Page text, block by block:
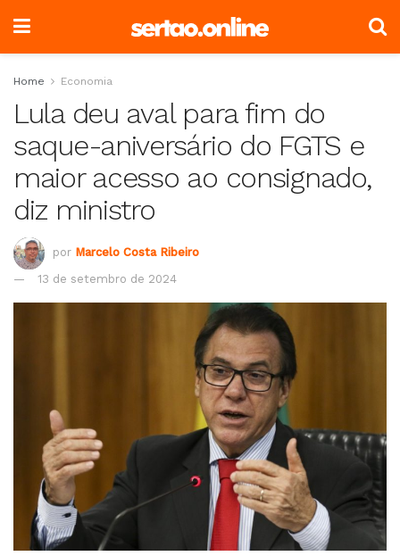
Home Economia
Lula deu aval para fim do
saque-aniversário do FGTS e
maior acesso ao consignado,
diz ministro
por Marcelo Costa Ribeiro
13 de setembro de 2024